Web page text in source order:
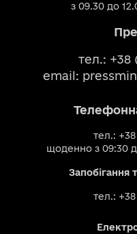
з 09.30 до
тел.: +38
email:
тел.:
щоденно з 09:30
Запобігання
тел.: